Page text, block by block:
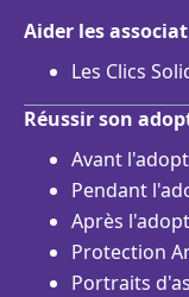
Aider les
Les Clics
Réussir son
Avant
Pendant
Après
Protection
Portraits